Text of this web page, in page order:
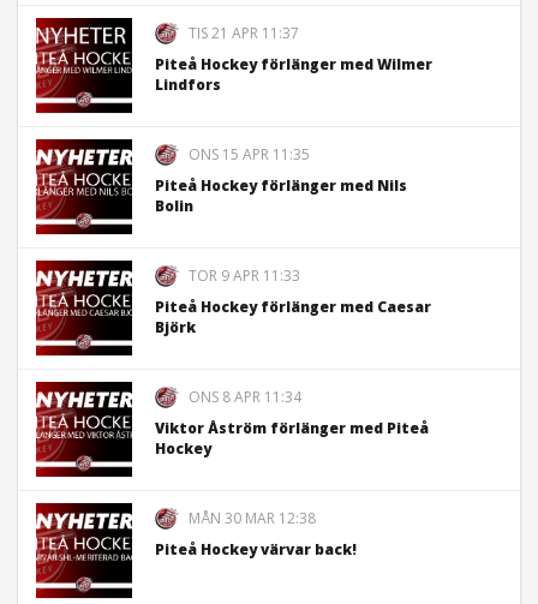
TIS 21 APR 11:37
Piteå Hockey förlänger med Wilmer
Lindfors
ONS 15 APR 11:35
Piteå Hockey förlänger med Nils
Bolin
TOR 9 APR 11:33
Piteå Hockey förlänger med Caesar
Björk
ONS 8 APR 11:34
Viktor Åström förlänger med Piteå
Hockey
MÅN 30 MAR 12:38
Piteå Hockey värvar back!